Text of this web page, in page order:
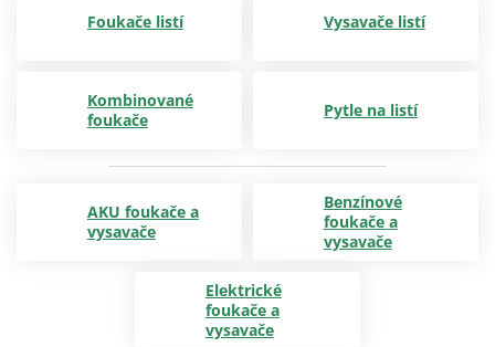
Foukače listí Vysavače listí
Kombinované
foukače
Pytle na listí
AKU foukače a
vysavače
Benzínové
foukače a
vysavače
Elektrické
foukače a
vysavače